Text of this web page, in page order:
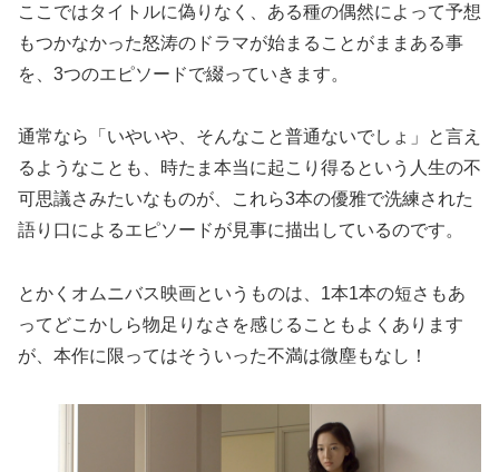
ここではタイトルに偽りなく、ある種の偶然によって予想
もつかなかった怒涛のドラマが始まることがままある事
を、3つのエピソードで綴っていきます。
通常なら「いやいや、そんなこと普通ないでしょ」と言え
るようなことも、時たま本当に起こり得るという人生の不
可思議さみたいなものが、これら3本の優雅で洗練された
語り口によるエピソードが見事に描出しているのです。
とかくオムニバス映画というものは、1本1本の短さもあ
ってどこかしら物足りなさを感じることもよくあります
が、本作に限ってはそういった不満は微塵もなし！